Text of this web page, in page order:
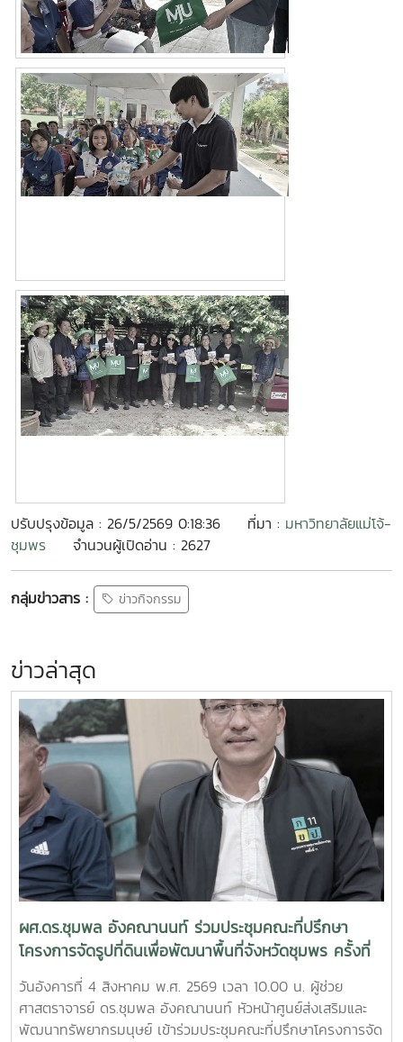
ปรับปรุงข้อมูล : 26/5/2569 0:18:36 ที่มา : มหาวิทยาลัยแม่โจ้-
ชุมพร
จำนวนผู้เปิดอ่าน : 2627
กลุ่มข่าวสาร : ข่าวกิจกรรม
ข่าวล่าสุด
ผศ.ดร.ชุมพล อังคณานนท์ ร่วมประชุมคณะที่ปรึกษา
โครงการจัดรูปที่ดินเพื่อพัฒนาพื้นที่จังหวัดชุมพร ครั้งที่
2/2569
วันอังคารที่ 4 สิงหาคม พ.ศ. 2569 เวลา 10.00 น. ผู้ช่วย
ศาสตราจารย์ ดร.ชุมพล อังคณานนท์ หัวหน้าศูนย์ส่งเสริมและ
พัฒนาทรัพยากรมนุษย์ เข้าร่วมประชุมคณะที่ปรึกษาโครงการจัด